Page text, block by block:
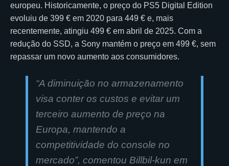
europeu. Historicamente, o preço do PS5 Digital Edition
evoluiu de 399 € em 2020 para 449 € e, mais
recentemente, atingiu 499 € em abril de 2025. Com a
redução do SSD, a Sony mantém o preço em 499 €, sem
repassar um novo aumento aos consumidores.
“A diminuição no armazenamento
visa conter os custos e evitar um
terceiro aumento de preço na
Europa, mantendo a
competitividade do console no
mercado”, comentou Billbil-kun em